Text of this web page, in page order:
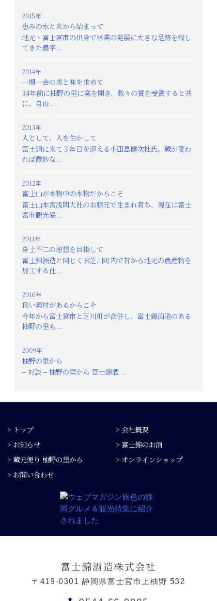
2015年
恵みの水と米から始まって
地元・富士宮市の出身で林業の発展に大きな足跡を残し
てきた農学...
2014年
一期一会の美と味を求めて
34年前に柚野の里に窯を開き、数々の賞を受賞すると共
に、自由...
2013年
人として、人を生かして
富士錦に来て３年目を迎える小田島健次杜氏。蔵が変わ
れば微妙な...
2012年
富士山が本物中の本物だからこそ
富士山本宮浅間大社のお膝元で生まれ育ち、現在は富士
宮市観光協...
2011年
身土不二の理想を目指して
富士錦酒造と同じく旧芝川町内で昔から地元の農産物を
加工する仕...
2010年
良い素材があるからこそ
今年から富士宮市と芝川町が合併し、富士錦酒造のある
柚野の里も...
2009年
柚野の里から
– 対談 – 柚野の里から 富士錦酒...
> トップ
> 会社概要
> お知らせ
> 富士錦のお酒
> 蔵元便り 柚野の里から
> オンラインショップ
> お問い合わせ
富士錦酒造株式会社
〒419-0301 静岡県富士宮市上柚野 532